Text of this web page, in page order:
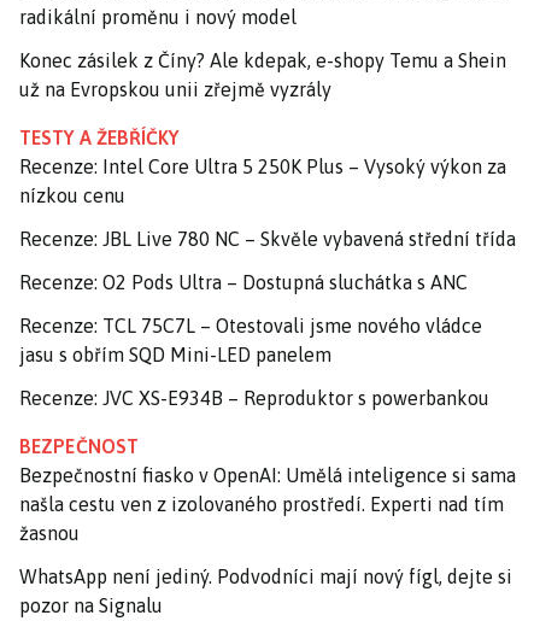
radikální proměnu i nový model
Konec zásilek z Číny? Ale kdepak, e-shopy Temu a Shein
už na Evropskou unii zřejmě vyzrály
TESTY A ŽEBŘÍČKY
Recenze: Intel Core Ultra 5 250K Plus – Vysoký výkon za
nízkou cenu
Recenze: JBL Live 780 NC – Skvěle vybavená střední třída
Recenze: O2 Pods Ultra – Dostupná sluchátka s ANC
Recenze: TCL 75C7L – Otestovali jsme nového vládce
jasu s obřím SQD Mini-LED panelem
Recenze: JVC XS-E934B – Reproduktor s powerbankou
BEZPEČNOST
Bezpečnostní fiasko v OpenAI: Umělá inteligence si sama
našla cestu ven z izolovaného prostředí. Experti nad tím
žasnou
WhatsApp není jediný. Podvodníci mají nový fígl, dejte si
pozor na Signalu